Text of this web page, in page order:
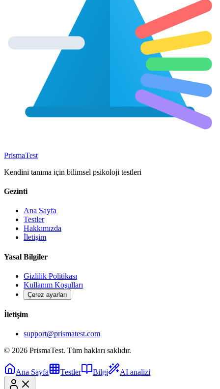
PrismaTest
Kendini tanıma için bilimsel psikoloji testleri
Gezinti
Ana Sayfa
Testler
Hakkımızda
İletişim
Yasal Bilgiler
Gizlilik Politikası
Kullanım Koşulları
Çerez ayarları
İletişim
support@prismatest.com
© 2026 PrismaTest. Tüm hakları saklıdır.
Ana Sayfa Testler Bilgi AI analizi